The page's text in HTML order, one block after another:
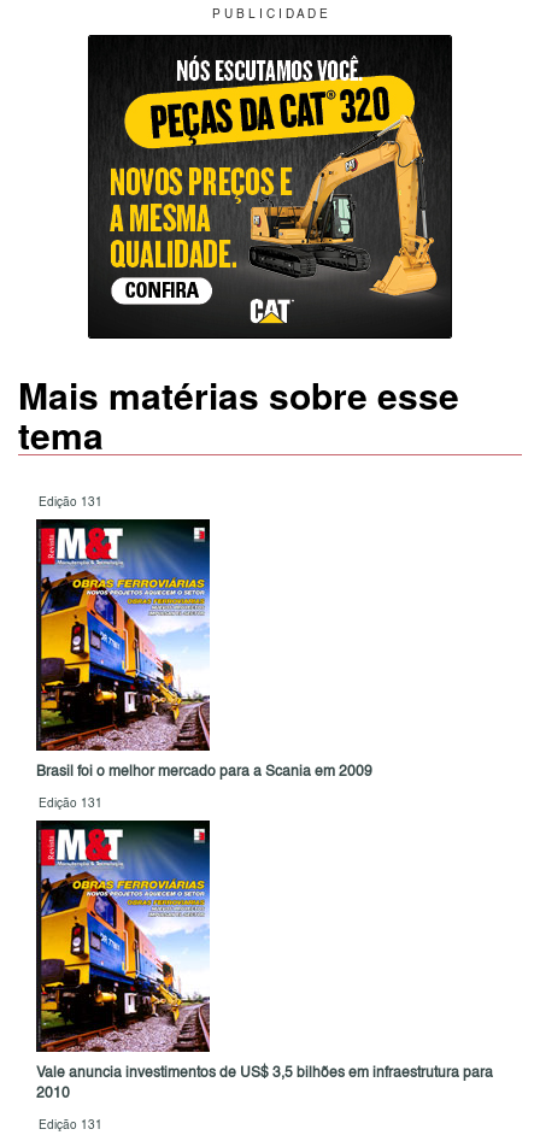
P U B L I C I D A D E
Mais matérias sobre esse
tema
Edição 131
Brasil foi o melhor mercado para a Scania em 2009
Edição 131
Vale anuncia investimentos de US$ 3,5 bilhões em infraestrutura para
2010
Edição 131